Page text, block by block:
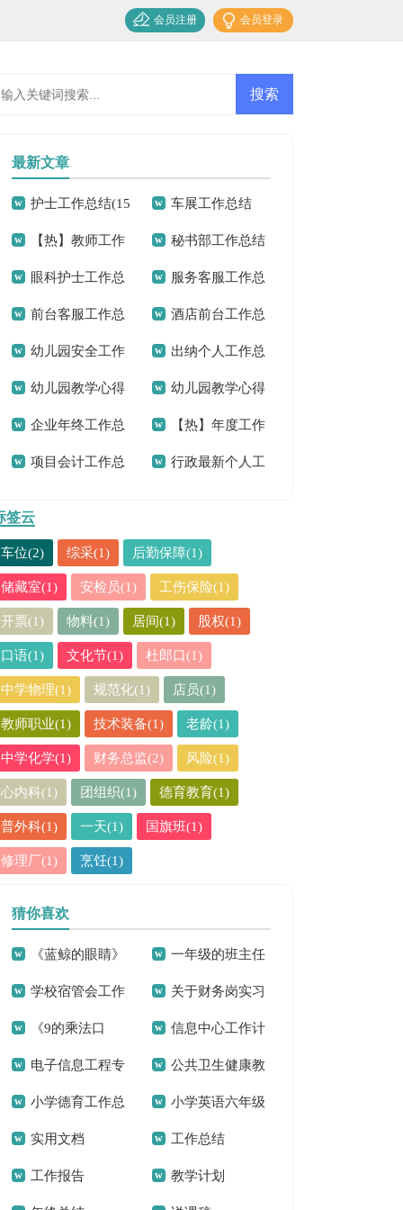
会员登录
会员注册
最新文章
护士工作总结(15
篇)
车展工作总结
【热】教师工作
总结
秘书部工作总结
眼科护士工作总
结15篇
服务客服工作总
结
前台客服工作总
结15篇
酒店前台工作总
结精选15篇
幼儿园安全工作
总结(通用15篇)
出纳个人工作总
结汇编15篇
幼儿园教学心得
合集15篇
幼儿园教学心得
(15篇)
企业年终工作总
结
【热】年度工作
总结
项目会计工作总 行政最新个人工
签云
车位(2) 综采(1) 后勤保障(1)
储藏室(1) 安检员(1) 工伤保险(1)
开票(1) 物料(1) 居间(1) 股权(1)
口语(1) 文化节(1) 杜郎口(1)
中学物理(1) 规范化(1) 店员(1)
教师职业(1) 技术装备(1) 老龄(1)
中学化学(1) 财务总监(2) 风险(1)
心内科(1) 团组织(1) 德育教育(1)
普外科(1) 一天(1) 国旗班(1)
修理厂(1) 烹饪(1)
猜你喜欢
《蓝鲸的眼睛》
读后感(汇编15篇)
一年级的班主任
家长会发言稿
学校宿管会工作
计划
关于财务岗实习
报告范文合集八篇
《9的乘法口
诀》二年级数学教
学反思
信息中心工作计
划16篇
电子信息工程专
业自荐信
公共卫生健康教
育工作总结
小学德育工作总
结2篇
小学英语六年级
上册教学反思
实用文档 工作总结
工作报告 教学计划